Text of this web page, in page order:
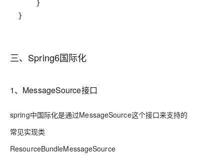
}
三、Spring6国际化
1、MessageSource接口
spring中国际化是通过MessageSource这个接口来支持的
常见实现类
ResourceBundleMessageSource